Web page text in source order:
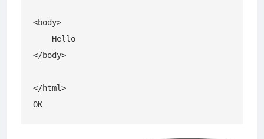
<body>
    Hello
</body>
</html>